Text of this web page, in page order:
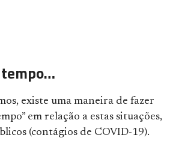
existe uma maneira de fazer
em relação a estas situações,
(contágios de COVID-19).